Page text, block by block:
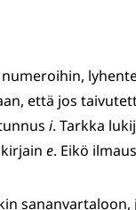
että jos
i. Tarkka
e. Eikö ilmaus